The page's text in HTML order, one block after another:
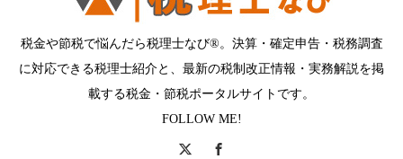
税金や節税で悩んだら税理士なび®。決算・確定申告・税務調査
に対応できる税理士紹介と、最新の税制改正情報・実務解説を掲
載する税金・節税ポータルサイトです。
FOLLOW ME!